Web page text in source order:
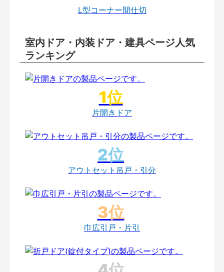
L型コーナー間仕切
室内ドア・内装ドア・建具ページ人気
ランキング
片開きドア
アウトセット吊戸・引分
巾広引戸・片引